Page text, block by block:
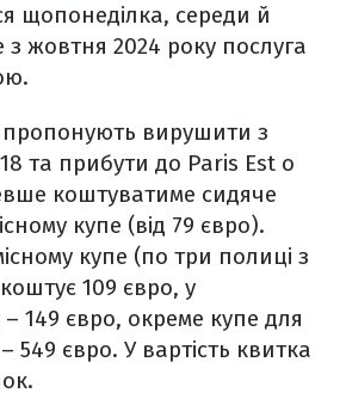
щопонеділка, середи й
з жовтня 2024 року послуга
вирушити з
та прибути до Paris Est о
коштуватиме сидяче
купе (від 79 євро).
купе (по три полиці з
109 євро, у
149 євро, окреме купе для
549 євро. У вартість квитка